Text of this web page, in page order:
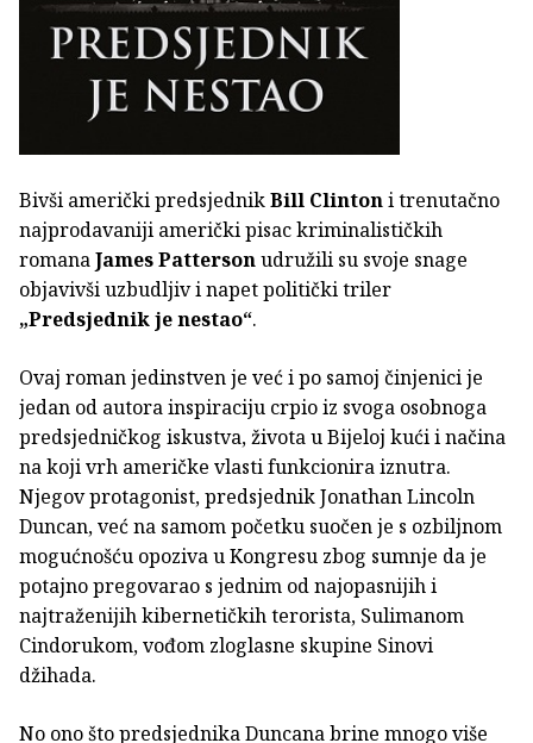
Bivši američki predsjednikBill Clintoni trenutačno
najprodavaniji američki pisac kriminalističkih
romanaJames Pattersonudružili su svoje snage
objavivši uzbudljiv i napet politički triler
„Predsjednik je nestao“.
Ovaj roman jedinstven je već i po samoj činjenici je
jedan od autora inspiraciju crpio iz svoga osobnoga
predsjedničkog iskustva, života u Bijeloj kući i načina
na koji vrh američke vlasti funkcionira iznutra.
Njegov protagonist, predsjednik Jonathan Lincoln
Duncan, već na samom početku suočen je s ozbiljnom
mogućnošću opoziva u Kongresu zbog sumnje da je
potajno pregovarao s jednim od najopasnijih i
najtraženijih kibernetičkih terorista, Sulimanom
Cindorukom, vođom zloglasne skupine Sinovi
džihada.
No ono što predsjednika Duncana brine mnogo više